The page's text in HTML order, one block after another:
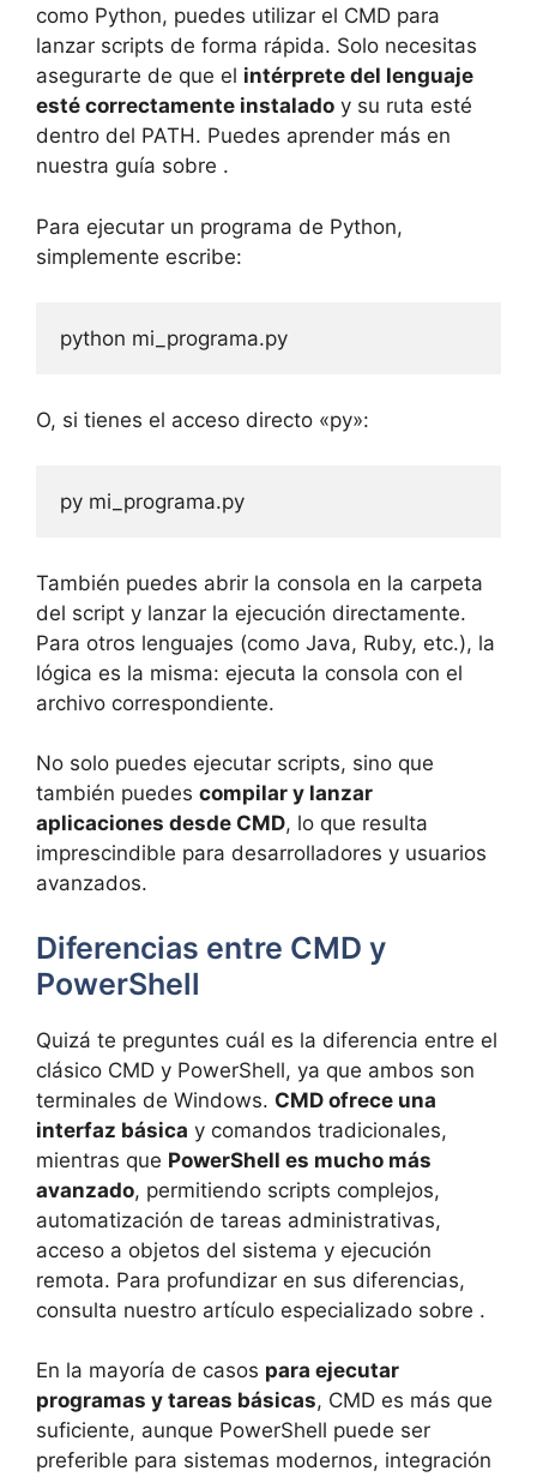
como Python, puedes utilizar el CMD para
lanzar scripts de forma rápida. Solo necesitas
asegurarte de que el intérprete del lenguaje
esté correctamente instalado y su ruta esté
dentro del PATH. Puedes aprender más en
nuestra guía sobre .
Para ejecutar un programa de Python,
simplemente escribe:
python mi_programa.py
O, si tienes el acceso directo «py»:
py mi_programa.py
También puedes abrir la consola en la carpeta
del script y lanzar la ejecución directamente.
Para otros lenguajes (como Java, Ruby, etc.), la
lógica es la misma: ejecuta la consola con el
archivo correspondiente.
No solo puedes ejecutar scripts, sino que
también puedes compilar y lanzar
aplicaciones desde CMD, lo que resulta
imprescindible para desarrolladores y usuarios
avanzados.
Diferencias entre CMD y
PowerShell
Quizá te preguntes cuál es la diferencia entre el
clásico CMD y PowerShell, ya que ambos son
terminales de Windows. CMD ofrece una
interfaz básica y comandos tradicionales,
mientras que PowerShell es mucho más
avanzado, permitiendo scripts complejos,
automatización de tareas administrativas,
acceso a objetos del sistema y ejecución
remota. Para profundizar en sus diferencias,
consulta nuestro artículo especializado sobre .
En la mayoría de casos para ejecutar
programas y tareas básicas, CMD es más que
suficiente, aunque PowerShell puede ser
preferible para sistemas modernos, integración